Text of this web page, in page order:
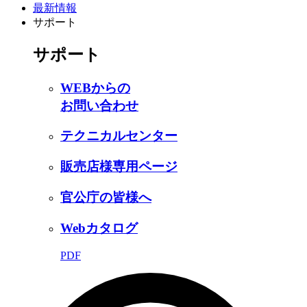
最新情報
サポート
サポート
WEBからの
お問い合わせ
テクニカルセンター
販売店様専用ページ
官公庁の皆様へ
Webカタログ
PDF